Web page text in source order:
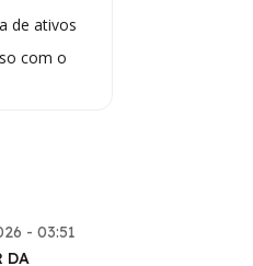
de ativos
com o
- 03:51
DA